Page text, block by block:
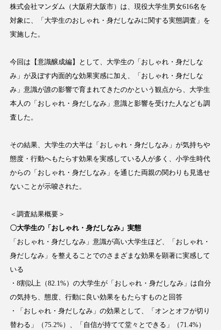
FEATURED
TAG LIST タグ一覧
TikTok アスタキサンチン
アスレジャーコスメ
インタビュー インナービューティー 冷え
インナービューティーアワード2025受賞商品
ウェアラブルデバイス ウェルネス
ウェルビーイング エイジングケア
エクソソーム オーガニック オゾン
株式会社マンダム（大阪府大阪市）は、現役大学生男女616名を
対象に、「大学生のおしゃれ・身だしなみに関する実態調査」を
実施した。
今回は【意識醸成編】として、大学生の「おしゃれ・身だしな
み」が及ぼす内面的な効果実感に加え、「おしゃれ・身だしな
み」意識が誰の影響で育まれてきたのかという観点から、大学生
本人の「おしゃれ・身だしなみ」意識と影響を受けた人なども調
査した。
その結果、大学生の大半は「おしゃれ・身だしなみ」が気持ちや
態度・行動へもたらす効果を実感している人が多く、小学生時代
からの「おしゃれ・身だしなみ」を通じた両親の関わりも見逃せ
ないことが示唆された。
＜調査結果概要＞
〇大学生の「おしゃれ・身だしなみ」実態
「おしゃれ・身だしなみ」意識が高い大学生ほど、「おしゃれ・
身だしなみ」を整えることでのさまざまな効果を顕著に実感して
いる
・8割以上（82.1%）の大学生が「おしゃれ・身だしなみ」は自分
の気持ち、態度、行動に良い効果をもたらすものと回答
・「おしゃれ・身だしなみ」の効果として、「オンとオフが切り
替わる」（75.2%）、「自信が持てて堂々とできる」（71.4%）